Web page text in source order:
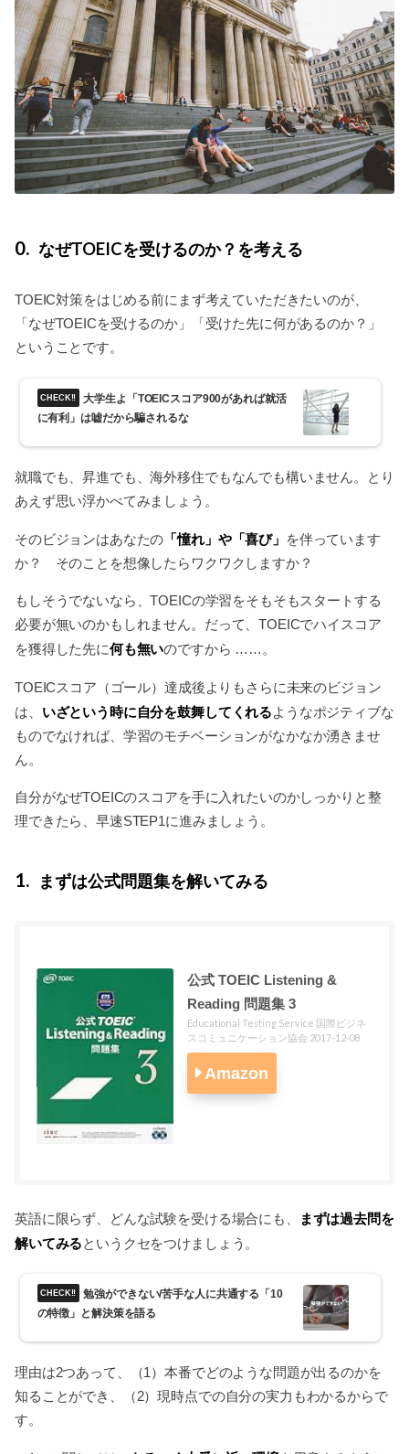
0 なぜTOEICを受けるのか？を考える
TOEIC対策をはじめる前にまず考えていただきたいのが、
「なぜTOEICを受けるのか」「受けた先に何があるのか？」
ということです。
大学生よ「TOEICスコア900があれば就活
に有利」は嘘だから騙されるな
就職でも、昇進でも、海外移住でもなんでも構いません。とり
あえず思い浮かべてみましょう。
そのビジョンはあなたの 「憧れ」や「喜び」 を伴っています
か？ そのことを想像したらワクワクしますか？
もしそうでないなら、TOEICの学習をそもそもスタートする
必要が無いのかもしれません。だって、TOEICでハイスコア
を獲得した先に何も無いのですから ……。
TOEICスコア（ゴール）達成後よりもさらに未来のビジョン
は、 いざという時に自分を鼓舞してくれるようなポジティブな
ものでなければ、学習のモチベーションがなかなか湧きませ
ん。
自分がなぜTOEICのスコアを手に入れたいのかしっかりと整
理できたら、早速STEP1に進みましょう。
1 まずは公式問題集を解いてみる
公式 TOEIC Listening &
Reading 問題集 3
Educational Testing Service 国際ビジネ
スコミュニケーション協会 2017-12-08
Amazon
英語に限らず、どんな試験を受ける場合にも、
まずは過去問を
解いてみるというクセをつけましょう。
勉強ができない/苦手な人に共通する「10
の特徴」と解決策を語る
理由は2つあって、（1）本番でどのような問題が出るのかを
知ることができ、（2）現時点での自分の実力もわかるからで
す。